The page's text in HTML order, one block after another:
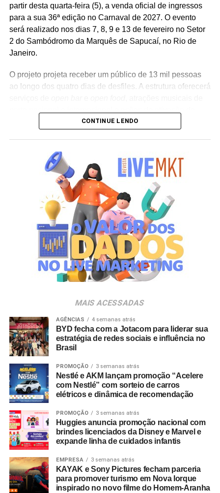
partir desta quarta-feira (5), a venda oficial de ingressos
para a sua 36ª edição no Carnaval de 2027. O evento
será realizado nos dias 7, 8, 9 e 13 de fevereiro no Setor
2 do Sambódromo da Marquês de Sapucaí, no Rio de
Janeiro.
O projeto projeta receber um público de 13 mil pessoas
ao longo dos quatro dias de desfiles. A estrutura oferecerá
marcas parceiras. “O Camarote Nº1 é um projeto que faz
uma experiência personalizada que nasce dolifestyle
cidade maravilhosa”, destaca Marcio Esher, sócio, diretor
de negócios e marketing da Holding Clube e gestor do
A produção do evento é assinada pela agência Banco_
em parceria com a Storymakers e a Cross Networking,
empresas pertencentes ao ecossistema da Holding
Clube. O projeto criativo mantém a assinatura “Brasil na
Veia”, conceito focado na valorização da cultura nacional,
da música e da hospitalidade carioca.
no canal oficial da Ticketmaster, com lote inicial a partir
de R$ 3.950,00. As demais atualizações e atrações do
evento serão divulgadas nos canais oficiais do camarote
nos próximos meses.
CONTINUE LENDO
MAIS ACESSADAS
AGÊNCIAS 4 semanas atrás
BYD fecha com a Jotacom para liderar sua
estratégia de redes sociais e influência no
Brasil
PROMOÇÃO 3 semanas atrás
Nestlé e AKM lançam promoção “Acelere
com Nestlé” com sorteio de carros
elétricos e dinâmica de recomendação
PROMOÇÃO 3 semanas atrás
Huggies anuncia promoção nacional com
brindes licenciados da Disney e Marvel e
expande linha de cuidados infantis
EMPRESA 3 semanas atrás
KAYAK e Sony Pictures fecham parceria
para promover turismo em Nova Iorque
inspirado no novo filme do Homem-Aranha